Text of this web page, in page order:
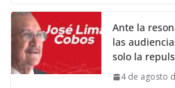
Ante la
las
solo la
4 de agosto